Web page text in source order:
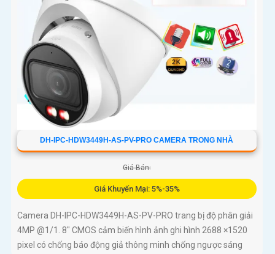
DH-IPC-HDW3449H-AS-PV-PRO CAMERA TRONG NHÀ
Giá Bán:
Giá Khuyến Mại: 5%-35%
Camera DH-IPC-HDW3449H-AS-PV-PRO trang bị độ phân giải
4MP @1/1. 8" CMOS cảm biến hình ảnh ghi hình 2688 ×1520
pixel có chống báo động giả thông minh chống ngược sáng